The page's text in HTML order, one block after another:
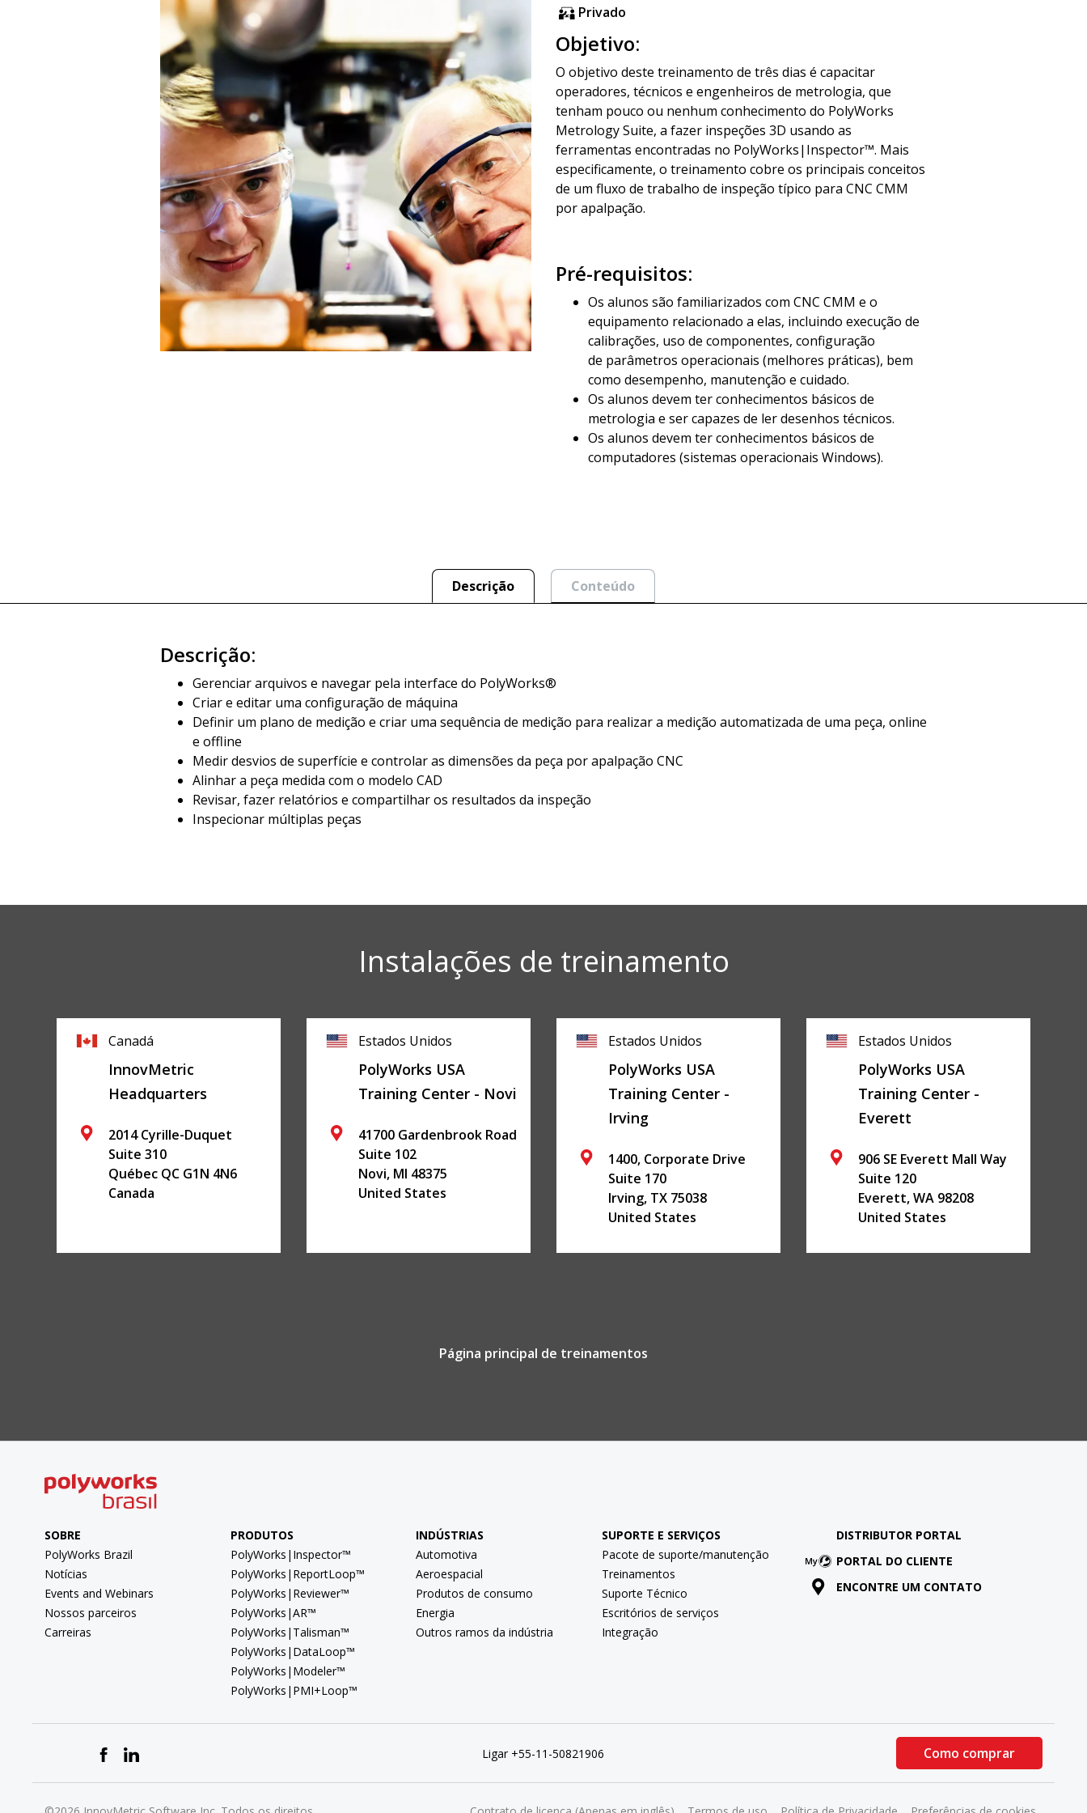
Privado
Objetivo:
O objetivo deste treinamento de três dias é capacitar
operadores, técnicos e engenheiros de metrologia, que
tenham pouco ou nenhum conhecimento do PolyWorks
Metrology Suite, a fazer inspeções 3D usando as
ferramentas encontradas no PolyWorks|Inspector™. Mais
especificamente, o treinamento cobre os principais conceitos
de um fluxo de trabalho de inspeção típico para CNC CMM
por apalpação.
Pré-requisitos:
Os alunos são familiarizados com CNC CMM e o
equipamento relacionado a elas, incluindo execução de
calibrações, uso de componentes, configuração
de parâmetros operacionais (melhores práticas), bem
como desempenho, manutenção e cuidado.
Os alunos devem ter conhecimentos básicos de
metrologia e ser capazes de ler desenhos técnicos.
Os alunos devem ter conhecimentos básicos de
computadores (sistemas operacionais Windows).
Descrição Conteúdo
Descrição:
Gerenciar arquivos e navegar pela interface do PolyWorks®
Criar e editar uma configuração de máquina
Definir um plano de medição e criar uma sequência de medição para realizar a medição automatizada de uma peça, online
e offline
Medir desvios de superfície e controlar as dimensões da peça por apalpação CNC
Alinhar a peça medida com o modelo CAD
Revisar, fazer relatórios e compartilhar os resultados da inspeção
Inspecionar múltiplas peças
Instalações de treinamento
Canadá
InnovMetric
Headquarters
2014 Cyrille-Duquet
Suite 310
Québec QC G1N 4N6
Canada
Estados Unidos
PolyWorks USA
Training Center - Novi
41700 Gardenbrook Road
Suite 102
Novi, MI 48375
United States
Estados Unidos
PolyWorks USA
Training Center -
Irving
1400, Corporate Drive
Suite 170
Irving, TX 75038
United States
Estados Unidos
PolyWorks USA
Training Center -
Everett
906 SE Everett Mall Way
Suite 120
Everett,WA 98208
United States
Página principal de treinamentos
SOBRE
PolyWorks Brazil
Notícias
Events and Webinars
Nossos parceiros
Carreiras
PRODUTOS
PolyWorks|Inspector™
PolyWorks|ReportLoop™
PolyWorks|Reviewer™
PolyWorks|AR™
PolyWorks|Talisman™
PolyWorks|DataLoop™
PolyWorks|Modeler™
PolyWorks|PMI+Loop™
INDÚSTRIAS
Automotiva
Aeroespacial
Produtos de consumo
Energia
Outros ramos da indústria
SUPORTE E SERVIÇOS
Pacote de suporte/manutenção
Treinamentos
Suporte Técnico
Escritórios de serviços
Integração
DISTRIBUTOR PORTAL
PORTAL DO CLIENTE
ENCONTRE UM CONTATO
Ligar +55-11-50821906 Como comprar